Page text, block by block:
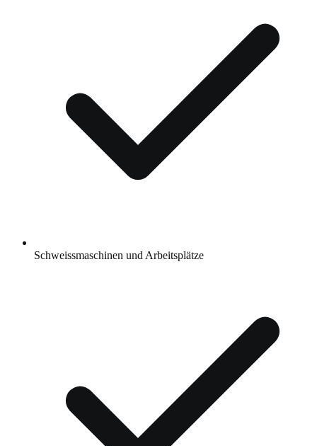
Schweissmaschinen und Arbeitsplätze